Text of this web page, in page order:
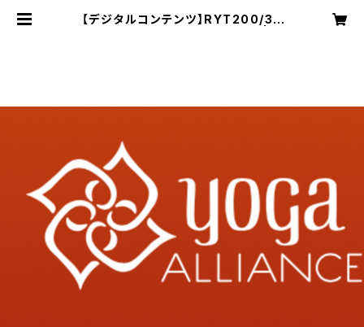
【デジタルコンテンツ】RYT200/30